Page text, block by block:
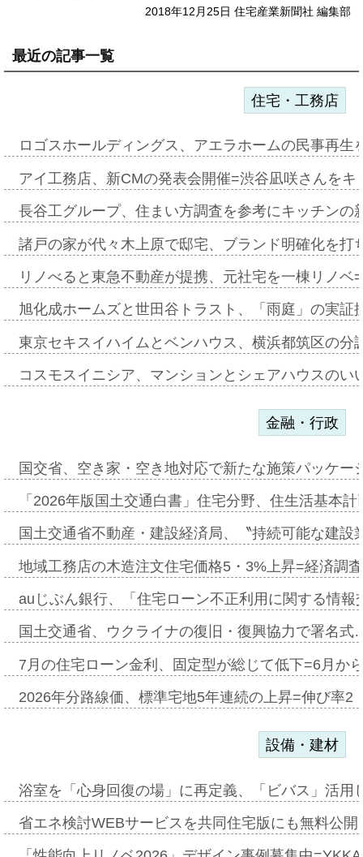
2018年12月25日 住宅産業新聞社 編集部
最近の記事一覧
住宅・工務店
ロゴスホールディングス、アエラホームの民事再
アイ工務店、新CMの発表会開催=渋谷凪咲さんを
長谷工グループ、住まい方調査を参考にキッチン
諸戸の家が代々木上原で邸宅、ブランド明確化を
リノべると東急不動産が提携、元社宅を一棟リノ
旭化成ホームズと世田谷トラスト、「雨庭」の実
東京セキスイハイムとベンハウス、横浜都筑区の
コスモスイニシア、マンションとシェアハウスの
金融・行政
国交省、空き家・空き地対応で新たな施策パッケ
「2026年版国土交通白書」住宅分野、住生活基本
国土交通省不動産・建設経済局、〝持続可能な建
地域工務店の木造注文住宅価格5・3%上昇=経済調
auじぶん銀行、「住宅ローン不正利用に関する情
国土交通省、ウクライナの復旧・復興協力で署名
7月の住宅ローン金利、固定型が総じて低下=6月か
2026年分路線価、標準宅地5年連続の上昇=伸び率
設備・建材
浴室を「心身回復の場」に再定義、「ビバス」活
省エネ検討WEBサービスを共同住宅版にも無料公